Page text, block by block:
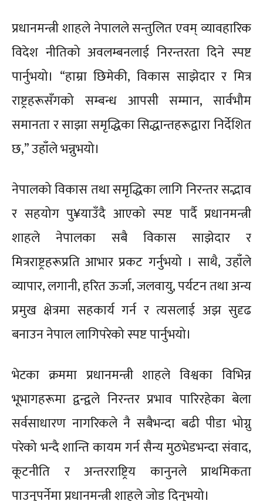
प्रधानमन्त्री शाहले नेपालले सन्तुलित एवम् व्यावहारिक
विदेश नीतिको अवलम्बनलाई निरन्तरता दिने स्पष्ट
पार्नुभयो। “हाम्रा छिमेकी, विकास साझेदार र मित्र
राष्ट्रहरूसँगको सम्बन्ध आपसी सम्मान, सार्वभौम
समानता र साझा समृद्धिका सिद्धान्तहरूद्वारा निर्देशित
छ,” उहाँले भन्नुभयो।
नेपालको विकास तथा समृद्धिका लागि निरन्तर सद्भाव
र सहयोग पु¥याउँदै आएको स्पष्ट पार्दै प्रधानमन्त्री
शाहले नेपालका सबै विकास साझेदार र
मित्रराष्ट्रहरूप्रति आभार प्रकट गर्नुभयो । साथै, उहाँले
व्यापार, लगानी, हरित ऊर्जा, जलवायु, पर्यटन तथा अन्य
प्रमुख क्षेत्रमा सहकार्य गर्न र त्यसलाई अझ सुदृढ
बनाउन नेपाल लागिपरेको स्पष्ट पार्नुभयो।
भेटका क्रममा प्रधानमन्त्री शाहले विश्वका विभिन्न
भूभागहरूमा द्वन्द्वले निरन्तर प्रभाव पारिरहेका बेला
सर्वसाधारण नागरिकले नै सबैभन्दा बढी पीडा भोग्नु
परेको भन्दै शान्ति कायम गर्न सैन्य मुठभेडभन्दा संवाद,
कूटनीति र अन्तरराष्ट्रिय कानुनले प्राथमिकता
पाउनुपर्नेमा प्रधानमन्त्री शाहले जोड दिनुभयो।